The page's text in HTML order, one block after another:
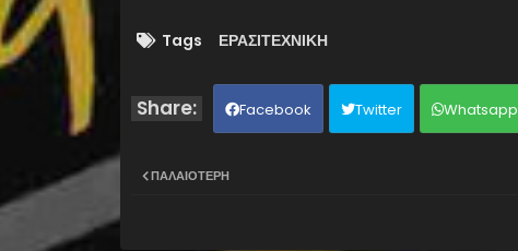
Tags ΕΡΑΣΙΤΕΧΝΙΚΗ
Facebook Twitter Whatsapp
ΠΑΛΑΙΌΤΕΡΗ